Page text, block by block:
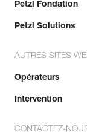
Petzl Fondation
Petzl Solutions
AUTRES SITES
Opérateurs
Intervention
CONTACTEZ-